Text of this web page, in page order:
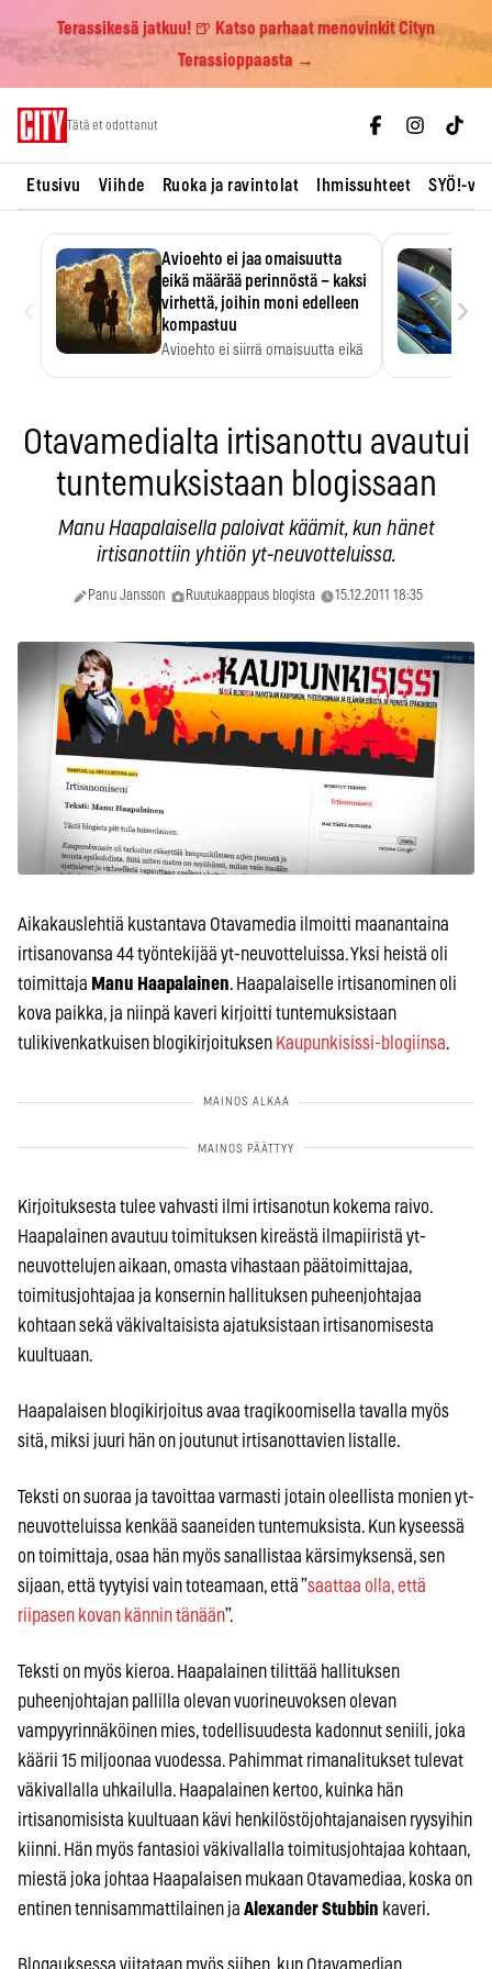
Terassikesä jatkuu! 🍺 Katso parhaat menovinkit Cityn
Terassioppaasta →
Tätä et odottanut
Etusivu Viihde Ruoka ja ravintolat Ihmissuhteet SYÖ!-
Avioehto ei jaa omaisuutta
eikä määrää perinnöstä – kaksi
virhettä, joihin moni edelleen
kompastuu
Avioehto ei siirrä omaisuutta eikä
›
Otavamedialta irtisanottu avautui
tuntemuksistaan blogissaan
Manu Haapalaisella paloivat käämit, kun hänet
irtisanottiin yhtiön yt-neuvotteluissa.
Panu Jansson Ruutukaappaus blogista 15.12.2011 18:35
Aikakauslehtiä kustantava Otavamedia ilmoitti maanantaina
irtisanovansa 44 työntekijää yt-neuvotteluissa. Yksi heistä oli
toimittaja Manu Haapalainen. Haapalaiselle irtisanominen oli
kova paikka, ja niinpä kaveri kirjoitti tuntemuksistaan
tulikivenkatkuisen blogikirjoituksen Kaupunkisissi-blogiinsa.
Kirjoituksesta tulee vahvasti ilmi irtisanotun kokema raivo.
Haapalainen avautuu toimituksen kireästä ilmapiiristä yt-
neuvottelujen aikaan, omasta vihastaan päätoimittajaa,
toimitusjohtajaa ja konsernin hallituksen puheenjohtajaa
kohtaan sekä väkivaltaisista ajatuksistaan irtisanomisesta
kuultuaan.
Haapalaisen blogikirjoitus avaa tragikoomisella tavalla myös
sitä, miksi juuri hän on joutunut irtisanottavien listalle.
Teksti on suoraa ja tavoittaa varmasti jotain oleellista monien yt-
neuvotteluissa kenkää saaneiden tuntemuksista. Kun kyseessä
on toimittaja, osaa hän myös sanallistaa kärsimyksensä, sen
sijaan, että tyytyisi vain toteamaan, että ”saattaa olla, että
riipasen kovan kännin tänään”.
Teksti on myös kieroa. Haapalainen tilittää hallituksen
puheenjohtajan pallilla olevan vuorineuvoksen olevan
vampyyrinnäköinen mies, todellisuudesta kadonnut seniili, joka
käärii 15 miljoonaa vuodessa. Pahimmat rimanalitukset tulevat
väkivallalla uhkailulla. Haapalainen kertoo, kuinka hän
irtisanomisista kuultuaan kävi henkilöstöjohtajanaisen ryysyihin
kiinni. Hän myös fantasioi väkivallalla toimitusjohtajaa kohtaan,
miestä joka johtaa Haapalaisen mukaan Otavamediaa, koska on
entinen tennisammattilainen ja Alexander Stubbin kaveri.
Blogauksessa viitataan myös siihen, kun Otavamedian